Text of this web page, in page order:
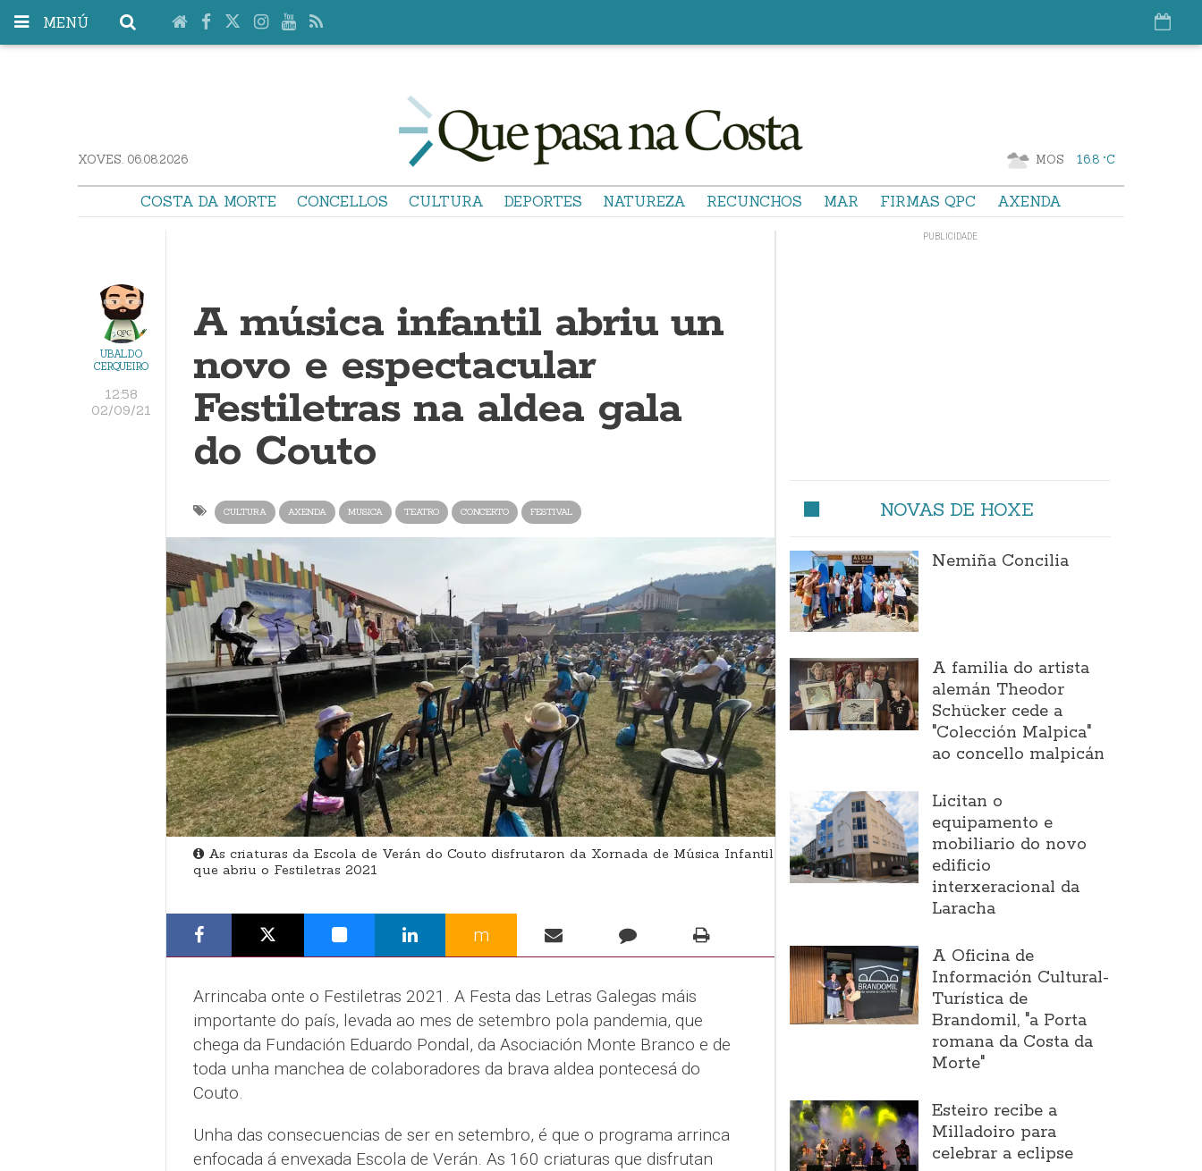
MENÚ
XOVES. 06.08.2026 MOS 16.8 °C
COSTA DA MORTE CONCELLOS CULTURA DEPORTES NATUREZA RECUNCHOS MAR FIRMAS QPC AXENDA
UBALDO
CERQUEIRO
12:58
02/09/21
A música infantil abriu un
novo e espectacular
Festiletras na aldea gala
do Couto
CULTURA AXENDA MUSICA TEATRO CONCERTO FESTIVAL
As criaturas da Escola de Verán do Couto disfrutaron da Xornada de Música Infantil
que abriu o Festiletras 2021
m
Arrincaba onte o Festiletras 2021. A Festa das Letras Galegas máis
importante do país, levada ao mes de setembro pola pandemia, que
chega da Fundación Eduardo Pondal, da Asociación Monte Branco e de
toda unha manchea de colaboradores da brava aldea pontecesá do
Couto.
Unha das consecuencias de ser en setembro, é que o programa arrinca
enfocada á envexada Escola de Verán. As 160 criaturas que disfrutan
NOVAS DE HOXE
Nemiña Concilia
A familia do artista
alemán Theodor
Schücker cede a
"Colección Malpica"
ao concello malpicán
Licitan o
equipamento e
mobiliario do novo
edificio
interxeracional da
Laracha
A Oficina de
Información Cultural-
Turística de
Brandomil, "a Porta
romana da Costa da
Morte"
Esteiro recibe a
Milladoiro para
celebrar a eclipse